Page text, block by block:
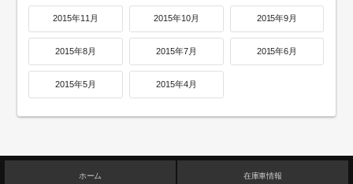
2015年11月 2015年10月 2015年9月
2015年8月 2015年7月 2015年6月
2015年5月 2015年4月
ホーム 在庫車情報